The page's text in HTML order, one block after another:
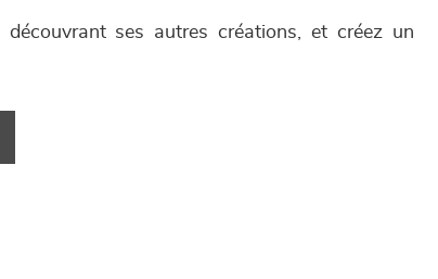
découvrant ses autres créations, et créez un